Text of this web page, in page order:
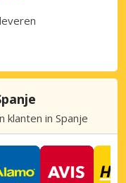
klanten in Spanje